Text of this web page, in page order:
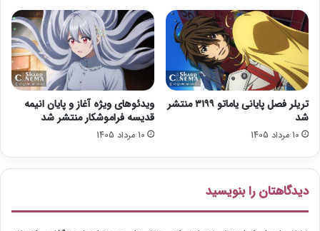
س
ل
ا
م
ب
م
ب
ئ
ی
»
د
تریلر فصل پایانی یاماتو ۳۱۹۹ منتشر
شد
10 مرداد 1405
ویدئوهای ویژه آغاز و پایان انیمه
قدیسه فراموشکار منتشر شد
10 مرداد 1405
دیدگاهتان را بنویسید